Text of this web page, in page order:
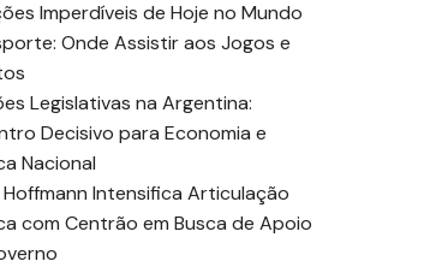
Imperdíveis de Hoje no Mundo
Onde Assistir aos Jogos e
Legislativas na Argentina:
Decisivo para Economia e
Nacional
Hoffmann Intensifica Articulação
com Centrão em Busca de Apoio